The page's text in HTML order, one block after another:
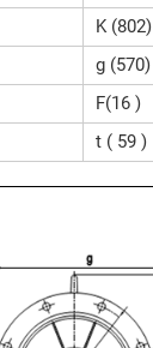
K (802)
g (570)
F(16 )
t ( 59 )